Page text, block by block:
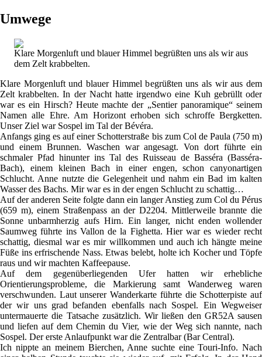
Umwege
Klare Morgenluft und blauer Himmel begrüßten uns als wir aus
dem Zelt krabbelten.
Klare Morgenluft und blauer Himmel begrüßten uns als wir aus dem
Zelt krabbelten. In der Nacht hatte irgendwo eine Kuh gebrüllt oder
war es ein Hirsch? Heute machte der „Sentier panoramique“ seinem
Namen alle Ehre. Am Horizont erhoben sich schroffe Bergketten.
Unser Ziel war Sospel im Tal der Bévéra.
Anfangs ging es auf einer Schotterstraße bis zum Col de Paula (750 m)
und einem Brunnen. Waschen war angesagt. Von dort führte ein
schmaler Pfad hinunter ins Tal des Ruisseau de Basséra (Basséra-
Bach), einem kleinen Bach in einer engen, schon canyonartigen
Schlucht. Anne nutzte die Gelegenheit und nahm ein Bad im kalten
Wasser des Bachs. Mir war es in der engen Schlucht zu schattig…
Auf der anderen Seite folgte dann ein langer Anstieg zum Col du Pérus
(659 m), einem Straßenpass an der D2204. Mittlerweile brannte die
Sonne unbarmherzig aufs Hirn. Ein langer, nicht enden wollender
Saumweg führte ins Vallon de la Fighetta. Hier war es wieder recht
schattig, diesmal war es mir willkommen und auch ich hängte meine
Füße ins erfrischende Nass. Etwas belebt, holte ich Kocher und Töpfe
raus und wir machten Kaffeepause.
Auf dem gegenüberliegenden Ufer hatten wir erhebliche
Orientierungsprobleme, die Markierung samt Wanderweg waren
verschwunden. Laut unserer Wanderkarte führte die Schotterpiste auf
der wir uns grad befanden ebenfalls nach Sospel. Ein Wegweiser
untermauerte die Tatsache zusätzlich. Wir ließen den GR52A sausen
und liefen auf dem Chemin du Vier, wie der Weg sich nannte, nach
Sospel. Der erste Anlaufpunkt war die Zentralbar (Bar Central).
Ich nippte an meinem Bierchen, Anne suchte eine Touri-Info. Nach